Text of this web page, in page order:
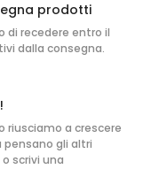
prodotti
di recedere entro il
dalla consegna.
riusciamo a crescere
pensano gli altri
scrivi una